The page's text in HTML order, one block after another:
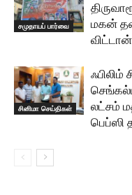
சமுதாயப் பார்வை
மகன்
விட்டான்
சினிமா செய்திகள்
ஃபிலிம்
லட்சம்
பெப்ஸி